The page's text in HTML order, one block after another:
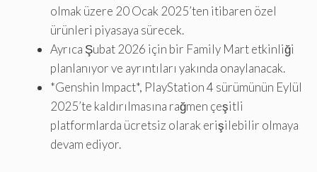
olmak üzere 20 Ocak 2025’ten itibaren özel
ürünleri piyasaya sürecek.
Ayrıca Şubat 2026 için bir Family Mart etkinliği
planlanıyor ve ayrıntıları yakında onaylanacak.
*Genshin Impact*, PlayStation 4 sürümünün Eylül
2025’te kaldırılmasına rağmen çeşitli
platformlarda ücretsiz olarak erişilebilir olmaya
devam ediyor.